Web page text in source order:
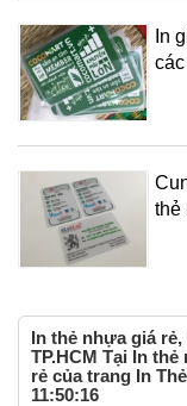
In
thẻ
In thẻ nhựa giá
TP.HCM Tại In
rẻ của trang In
11:50:16